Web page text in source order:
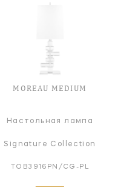
MOREAU MEDIUM
Настольная лампа
Signature Collection
TOB3916PN/CG-PL